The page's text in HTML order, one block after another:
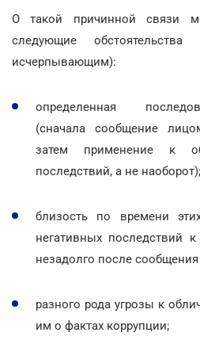
О такой причинной связи
следующие
исчерпывающим):
определенная
(сначала сообщение
затем применение к
последствий, а не наоборот);
близость по времени
негативных последствий
незадолго после
разного рода угрозы к
им о фактах коррупции;